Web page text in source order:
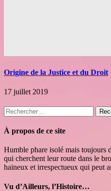
Origine de la Justice et du Droit
17 juillet 2019
Rechercher :
À propos de ce site
Humble phare isolé mais toujours
qui cherchent leur route dans le
haineux et irrespectueux qui peut
Vu d’Ailleurs, l’Histoire…